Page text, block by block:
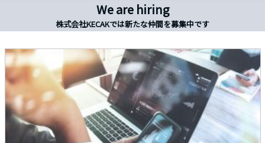
We are hiring
株式会社KECAKでは新たな仲間を募集中です